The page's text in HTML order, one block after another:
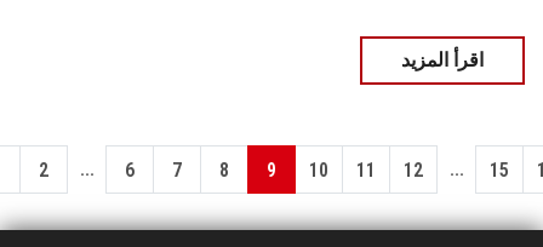
اقرأ المزيد
2 ... 6 7 8 9 10 11 12 ... 15